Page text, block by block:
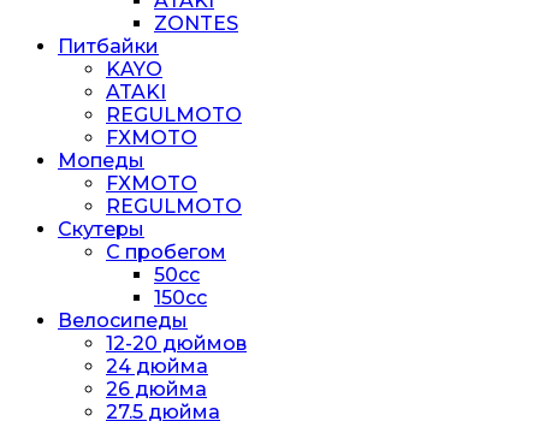
ZONTES
Питбайки
KAYO
ATAKI
REGULMOTO
FXMOTO
Мопеды
FXMOTO
REGULMOTO
Скутеры
С пробегом
50cc
150cc
Велосипеды
12-20 дюймов
24 дюйма
26 дюйма
27.5 дюйма